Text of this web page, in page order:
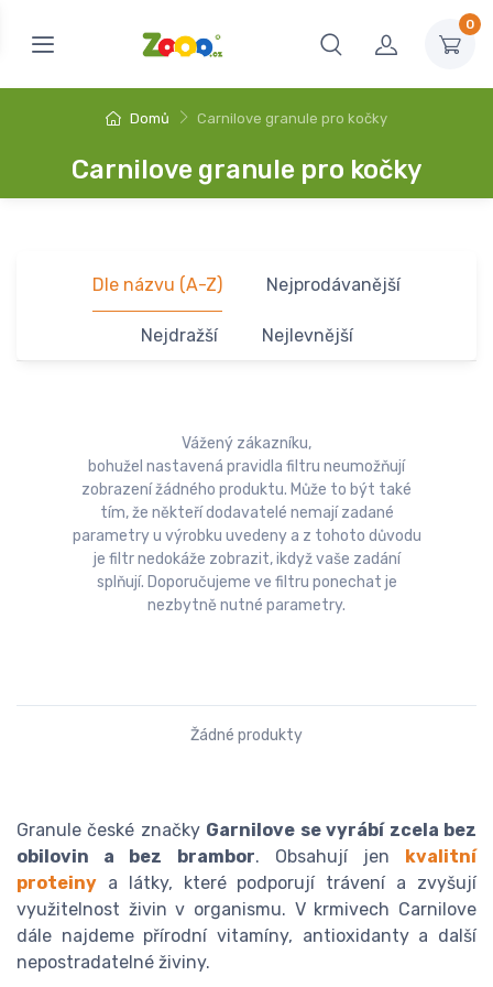
0
Domů Carnilove granule pro kočky
Carnilove granule pro kočky
Dle názvu (A-Z) Nejprodávanější
Nejdražší Nejlevnější
Vážený zákazníku,
bohužel nastavená pravidla filtru neumožňují
zobrazení žádného produktu. Může to být také
tím, že někteří dodavatelé nemají zadané
parametry u výrobku uvedeny a z tohoto důvodu
je filtr nedokáže zobrazit, ikdyž vaše zadání
splňují. Doporučujeme ve filtru ponechat je
nezbytně nutné parametry.
Žádné produkty
Granule české značky Garnilove se vyrábí zcela bez
obilovin a bez brambor. Obsahují jen
kvalitní
proteiny a látky, které podporují trávení a zvyšují
využitelnost živin v organismu. V krmivech Carnilove
dále najdeme přírodní vitamíny, antioxidanty a další
nepostradatelné živiny.